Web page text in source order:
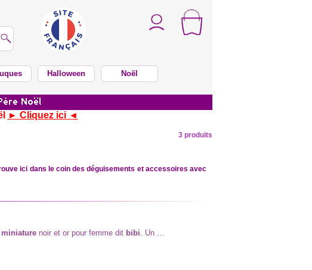
Halloween Noël
► Cliquez ici ◄
3 produits
ici dans le coin des déguisements et accessoires avec
miniature noir et or pour femme dit bibi. Un …